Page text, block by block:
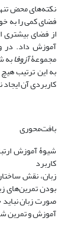
نکته‌های محض
فضای کمی را به
از فضای بیشتری
آموزش داد. در
مجموعۀآزوفابه
به این ترتیب
کاربردی آن
بافت‌محوری
شیوۀ آموزش
کاربرد
زبان، نقش
بودن تمرین‌های
صورت زبان نباید
آموزش و تمرین شود